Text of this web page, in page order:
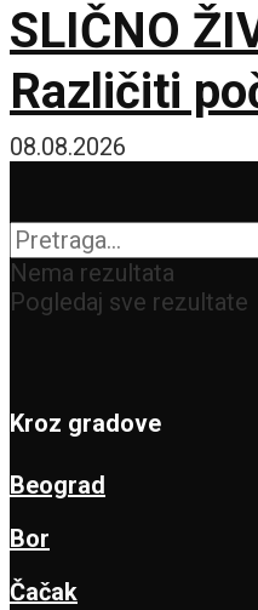
SLIČNO
Različiti
rešenjima
08.08.2026
Nema rezultata
Pogledaj sve rezultate
Kroz gradove
Beograd
Bor
Čačak